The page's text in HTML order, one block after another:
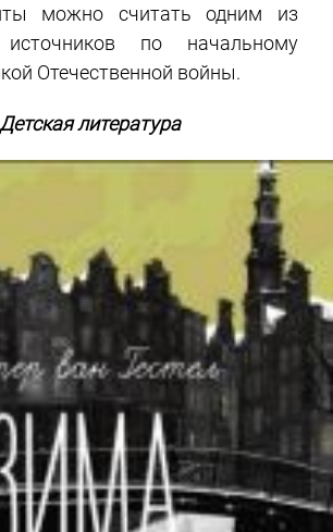
можно считать одним из
по начальному
Отечественной войны.
Детская литература